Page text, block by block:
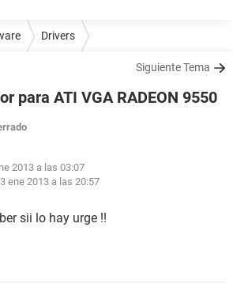
Drivers
Siguiente Tema
para ATI VGA RADEON 9550
2013 a las 03:07
ene 2013 a las 20:57
sii lo hay urge !!